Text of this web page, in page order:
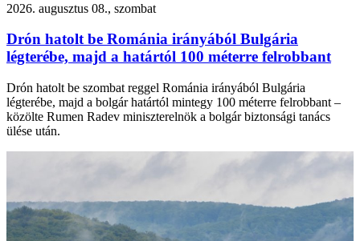
2026. augusztus 08., szombat
Drón hatolt be Románia irányából Bulgária
légterébe, majd a határtól 100 méterre felrobbant
Drón hatolt be szombat reggel Románia irányából Bulgária
légterébe, majd a bolgár határtól mintegy 100 méterre felrobbant –
közölte Rumen Radev miniszterelnök a bolgár biztonsági tanács
ülése után.